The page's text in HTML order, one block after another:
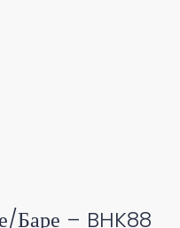
Баре – BHK88